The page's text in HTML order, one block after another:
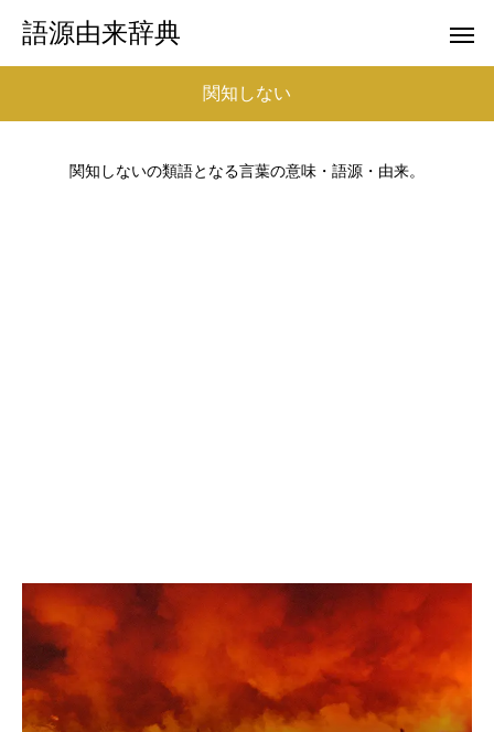
語源由来辞典
関知しない
関知しないの類語となる言葉の意味・語源・由来。